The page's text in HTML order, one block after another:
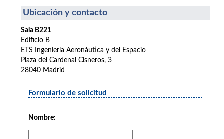
Ubicación y contacto
Sala B221
Edificio B
ETS Ingeniería Aeronáutica y del Espacio
Plaza del Cardenal Cisneros, 3
28040 Madrid
Formulario de solicitud
Nombre: